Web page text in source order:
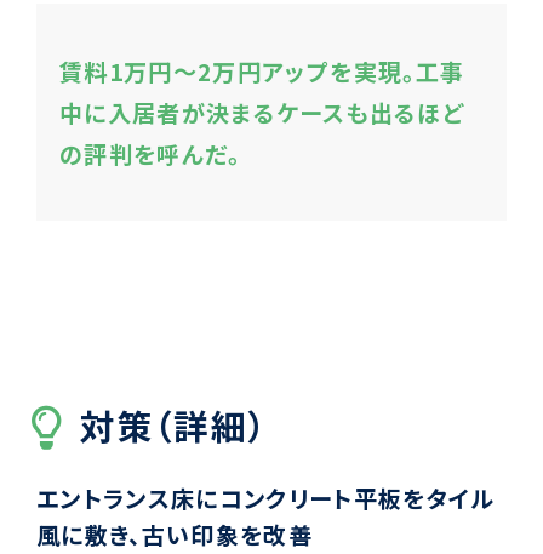
賃料1万円～2万円アップを実現。工事
中に入居者が決まるケースも出るほど
の評判を呼んだ。
対策（詳細）
エントランス床にコンクリート平板をタイル
風に敷き、古い印象を改善